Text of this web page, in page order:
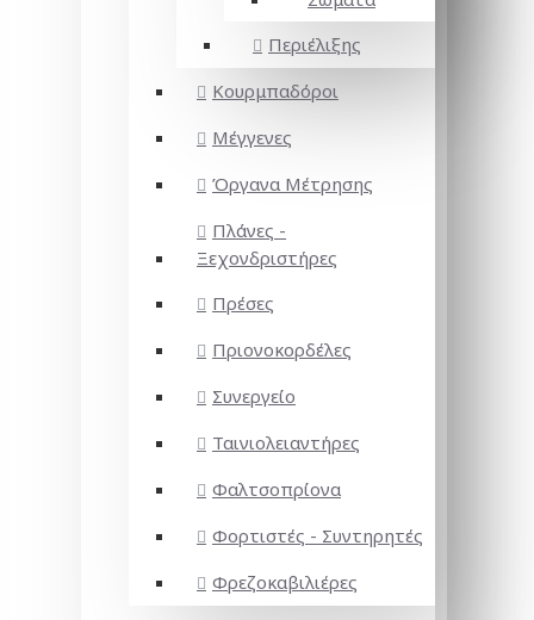
Περιέλιξης
Κουρμπαδόροι
Μέγγενες
Όργανα Μέτρησης
Πλάνες -
Ξεχονδριστήρες
Πρέσες
Πριονοκορδέλες
Συνεργείο
Ταινιολειαντήρες
Φαλτσοπρίονα
Φορτιστές - Συντηρητές
Φρεζοκαβιλιέρες